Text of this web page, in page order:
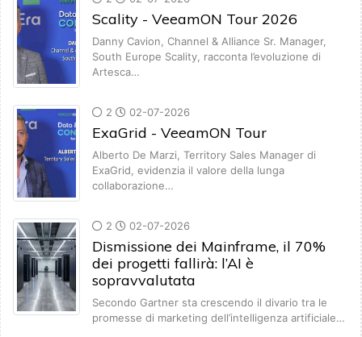
Scality - VeeamON Tour 2026
Danny Cavion, Channel & Alliance Sr. Manager,
South Europe Scality, racconta l’evoluzione di
Artesca…
2 02-07-2026
ExaGrid - VeeamON Tour
Alberto De Marzi, Territory Sales Manager di
ExaGrid, evidenzia il valore della lunga
collaborazione…
2 02-07-2026
Dismissione dei Mainframe, il 70%
dei progetti fallirà: l’AI è
sopravvalutata
Secondo Gartner sta crescendo il divario tra le
promesse di marketing dell’intelligenza artificiale…